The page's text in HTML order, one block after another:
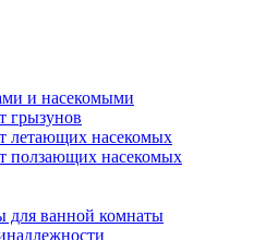
и насекомыми
грызунов
летающих насекомых
ползающих насекомых
для ванной комнаты